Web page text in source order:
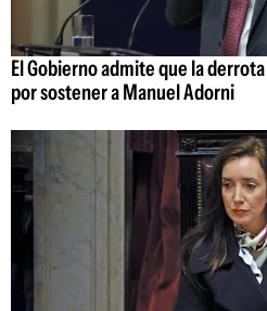
El Gobierno admite que la
por sostener a Manuel Adorni